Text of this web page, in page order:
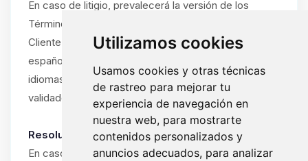
Utilizamos cookies
Usamos cookies y otras técnicas
de rastreo para mejorar tu
experiencia de navegación en
nuestra web, para mostrarte
contenidos personalizados y
anuncios adecuados, para analizar
En caso de litigio, prevalecerá la versión de los
Términos y Condiciones en el idioma utilizado por el
Cliente durante la suscripción (francés, inglés o
español). Si el Cliente ha utilizado el sitio en varios
idiomas, prevalecerá el idioma del último pedido
validado.
Resolución amistosa obligatoria:
En caso de disputa entre el Cliente y ByteLogic